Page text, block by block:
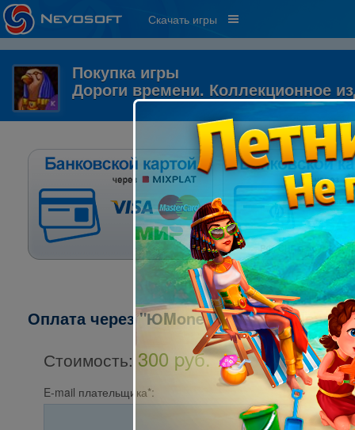
Скачать игры
Покупка игры
Дороги времени. Коллекционное
Оплата через "ЮMoney"
Стоимость: 300 pуб.
E-mail плательщика*: